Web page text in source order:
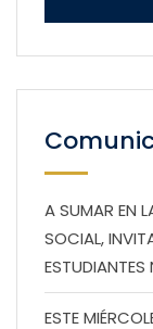
A SUMAR EN
SOCIAL,
ESTE